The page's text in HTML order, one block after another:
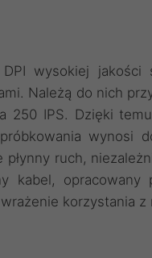
wysokiej
Należą do nich
250 IPS. Dzięki
wynosi
płynny ruch,
kabel,
korzystania